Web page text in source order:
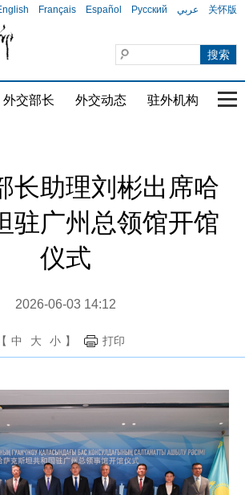
Français Español Русский عربي 关怀版
外交部长 外交动态 驻外机构 国
长助理刘彬出席哈
驻广州总领馆开馆
仪式
2026-06-03 14:12
【 中 大 小 】 打印